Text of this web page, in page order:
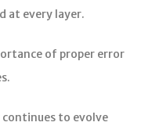
at every layer.
of proper error
continues to evolve